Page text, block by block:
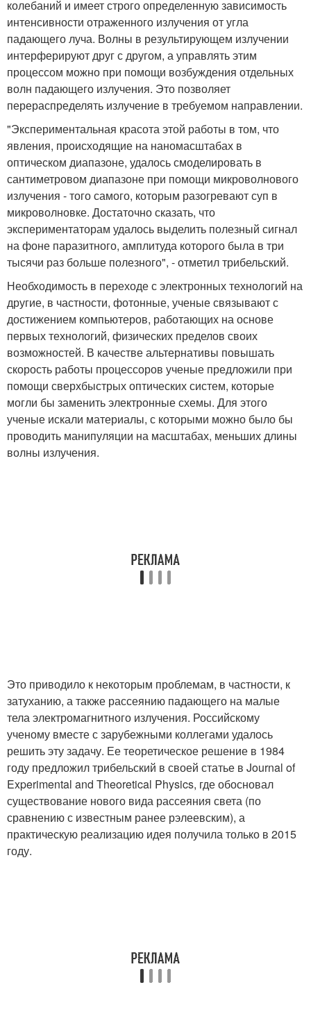
колебаний и имеет строго определенную зависимость
интенсивности отраженного излучения от угла
падающего луча. Волны в результирующем излучении
интерферируют друг с другом, а управлять этим
процессом можно при помощи возбуждения отдельных
волн падающего излучения. Это позволяет
перераспределять излучение в требуемом направлении.
"Экспериментальная красота этой работы в том, что
явления, происходящие на наномасштабах в
оптическом диапазоне, удалось смоделировать в
сантиметровом диапазоне при помощи микроволнового
излучения - того самого, которым разогревают суп в
микроволновке. Достаточно сказать, что
экспериментаторам удалось выделить полезный сигнал
на фоне паразитного, амплитуда которого была в три
тысячи раз больше полезного", - отметил трибельский.
Необходимость в переходе с электронных технологий на
другие, в частности, фотонные, ученые связывают с
достижением компьютеров, работающих на основе
первых технологий, физических пределов своих
возможностей. В качестве альтернативы повышать
скорость работы процессоров ученые предложили при
помощи сверхбыстрых оптических систем, которые
могли бы заменить электронные схемы. Для этого
ученые искали материалы, с которыми можно было бы
проводить манипуляции на масштабах, меньших длины
волны излучения.
Это приводило к некоторым проблемам, в частности, к
затуханию, а также рассеянию падающего на малые
тела электромагнитного излучения. Российскому
ученому вместе с зарубежными коллегами удалось
решить эту задачу. Ее теоретическое решение в 1984
году предложил трибельский в своей статье в Journal of
Experimental and Theoretical Physics, где обосновал
существование нового вида рассеяния света (по
сравнению с известным ранее рэлеевским), а
практическую реализацию идея получила только в 2015
году.